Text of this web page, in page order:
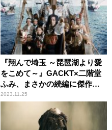
『翔んで埼玉 ～琵琶湖より愛
をこめて～』GACKT×二階堂
ふみ、まさかの続編に傑作の
予感
2023.11.25